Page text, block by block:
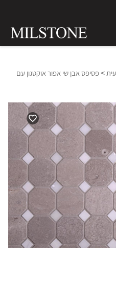
>פסיפס אבן שי אפור אוקטגון עם